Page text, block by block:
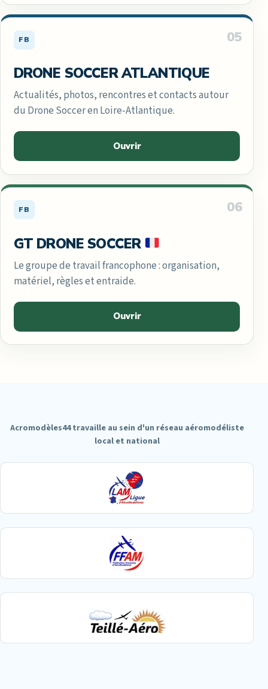
05
FB
DRONE SOCCER ATLANTIQUE
Actualités, photos, rencontres et contacts autour
du Drone Soccer en Loire-Atlantique.
Ouvrir
06
FB
GT DRONE SOCCER
Le groupe de travail francophone : organisation,
matériel, règles et entraide.
Ouvrir
Acromodèles44 travaille au sein d'un réseau aéromodéliste
local et national